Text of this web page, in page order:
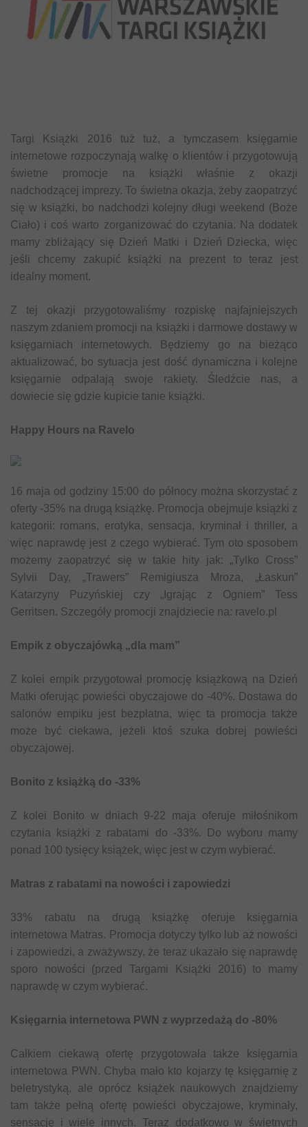
Targi Książki 2016 tuż tuż, a tymczasem księgarnie
internetowe rozpoczynają walkę o klientów i przygotowują
świetne promocje na książki właśnie z okazji
nadchodzącej imprezy. To świetna okazja, żeby zaopatrzyć
się w książki, bo nadchodzi kolejny długi weekend (Boże
Ciało) i coś warto zorganizować do czytania. Na dodatek
mamy zbliżający się Dzień Matki i Dzień Dziecka, więc
jeśli chcemy zakupić książki na prezent to teraz jest
idealny moment.
Z tej okazji przygotowaliśmy rozpiskę najfajniejszych
naszym zdaniem promocji na książki i darmowe dostawy w
księgarniach internetowych. Będziemy go na bieżąco
aktualizować, bo sytuacja jest dość dynamiczna i kolejne
księgarnie odpalają swoje rakiety. Śledźcie nas, a
dowiecie się gdzie kupicie tanie książki.
Happy Hours na Ravelo
16 maja od godziny 15:00 do północy można skorzystać z
oferty -35% na drugą książkę. Promocja obejmuje książki z
kategorii: romans, erotyka, sensacja, kryminał i thriller, a
więc naprawdę jest z czego wybierać. Tym oto sposobem
możemy zaopatrzyć się w takie hity jak: „Tylko Cross”
Sylvii Day, „Trawers” Remigiusza Mroza, „Łaskun”
Katarzyny Puzyńskiej czy „Igrając z Ogniem” Tess
Gerritsen. Szczegóły promocji znajdziecie na: ravelo.pl
Empik z obyczajówką „dla mam”
Z kolei empik przygotował promocję książkową na Dzień
Matki oferując powieści obyczajowe do -40%. Dostawa do
salonów empiku jest bezpłatna, więc ta promocja także
może być ciekawa, jeżeli ktoś szuka dobrej powieści
obyczajowej.
Bonito z książką do -33%
Z kolei Bonito w dniach 9-22 maja oferuje miłośnikom
czytania książki z rabatami do -33%. Do wyboru mamy
ponad 100 tysięcy książek, więc jest w czym wybierać.
Matras z rabatami na nowości i zapowiedzi
33% rabatu na drugą książkę oferuje księgarnia
internetowa Matras. Promocja dotyczy tylko lub aż nowości
i zapowiedzi, a zważywszy, że teraz ukazało się naprawdę
sporo nowości (przed Targami Książki 2016) to mamy
naprawdę w czym wybierać.
Księgarnia internetowa PWN z wyprzedażą do -80%
Całkiem ciekawą ofertę przygotowała także księgarnia
internetowa PWN. Chyba mało kto kojarzy tę księgarnię z
beletrystyką, ale oprócz książek naukowych znajdziemy
tam także pełną ofertę powieści obyczajowe, kryminały,
sensację i wiele innych. Teraz dodatkowo w świetnych